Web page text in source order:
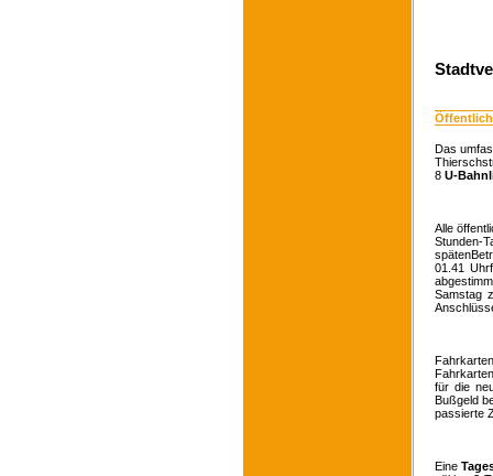
Das
8 U-
Alle
01.41
Samstag
für die
Bußgeld
passierte
Eine